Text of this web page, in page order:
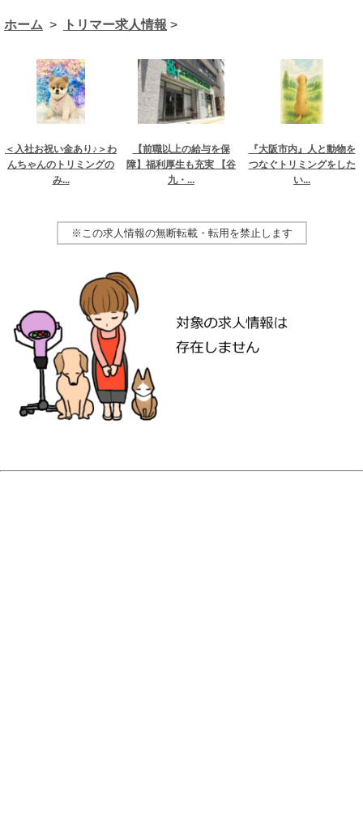
ホーム > トリマー求人情報 >
＜入社お祝い金あり♪＞わ
んちゃんのトリミングの
み...
【前職以上の給与を保
障】福利厚生も充実 【谷
九・...
『大阪市内』人と動物を
つなぐトリミングをした
い...
※この求人情報の無断転載・転用を禁止します